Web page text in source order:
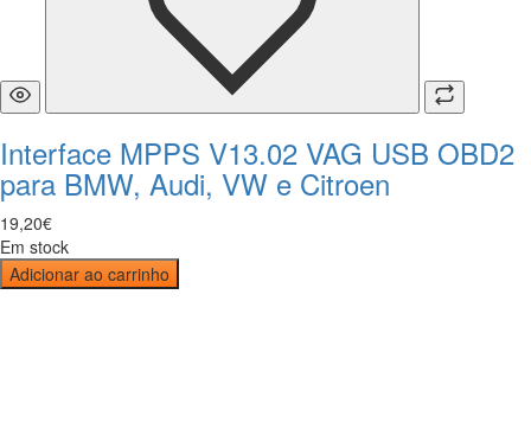
Interface MPPS V13.02 VAG USB OBD2
para BMW, Audi, VW e Citroen
19,20€
Em stock
Adicionar ao carrinho